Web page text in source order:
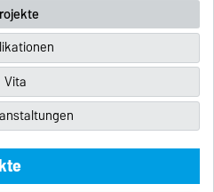
Vita